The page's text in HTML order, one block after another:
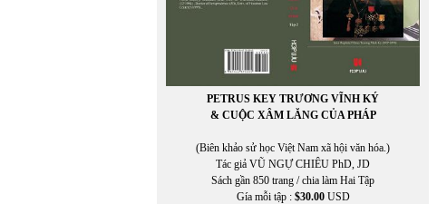
PETRUS KEY TRƯƠNG VĨNH KÝ
& CUỘC XÂM LĂNG CỦA PHÁP
(Biên khảo sử học Việt Nam xã hội văn hóa.)
Tác giả VŨ NGỰ CHIÊU PhD, JD
Sách gần 850 trang / chia làm Hai Tập
Gía mỗi tập : $30.00USD